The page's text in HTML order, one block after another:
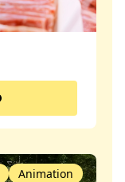
Animation